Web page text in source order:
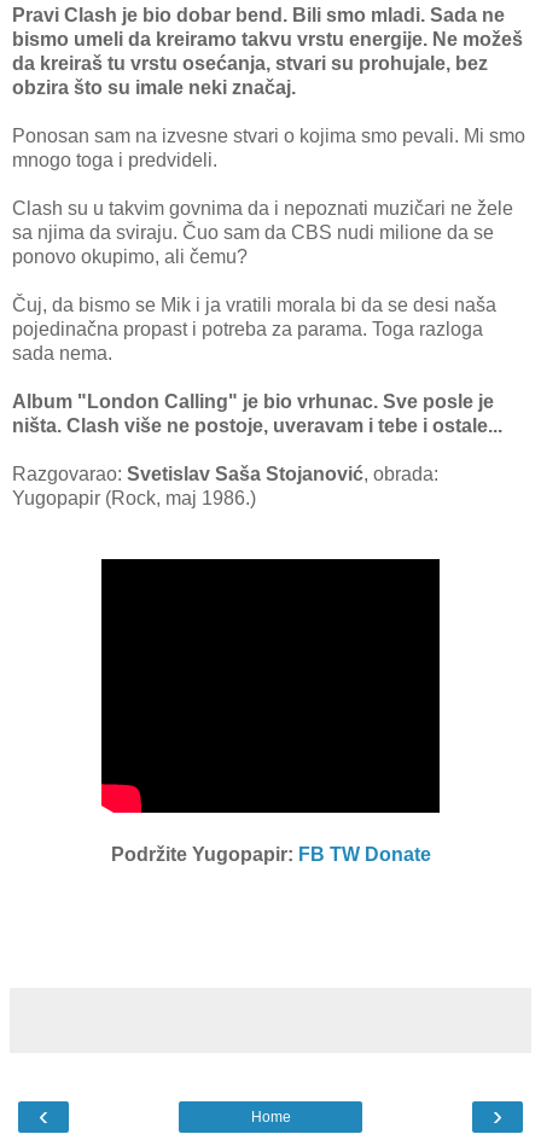
Pravi Clash je bio dobar bend. Bili smo mladi. Sada ne
bismo umeli da kreiramo takvu vrstu energije. Ne možeš
da kreiraš tu vrstu osećanja, stvari su prohujale, bez
obzira što su imale neki značaj.
Ponosan sam na izvesne stvari o kojima smo pevali. Mi smo
mnogo toga i predvideli.
Clash su u takvim govnima da i nepoznati muzičari ne žele
sa njima da sviraju. Čuo sam da CBS nudi milione da se
ponovo okupimo, ali čemu?
Čuj, da bismo se Mik i ja vratili morala bi da se desi naša
pojedinačna propast i potreba za parama. Toga razloga
sada nema.
Album "London Calling" je bio vrhunac. Sve posle je
ništa. Clash više ne postoje, uveravam i tebe i ostale...
Razgovarao: Svetislav Saša Stojanović, obrada:
Yugopapir (Rock, maj 1986.)
Podržite Yugopapir: FB TW Donate
‹ ›
Home